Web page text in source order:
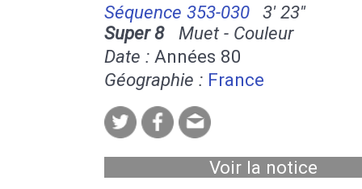
Séquence 353-030
3' 23''
Super 8Muet - Couleur
Date : Années 80
Géographie : France
Voir la notice